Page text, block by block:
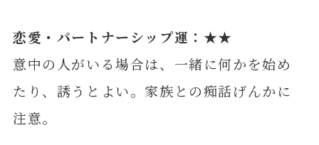
恋愛・パートナーシップ運：★★
意中の人がいる場合は、一緒に何かを始め
たり、誘うとよい。家族との痴話げんかに
注意。